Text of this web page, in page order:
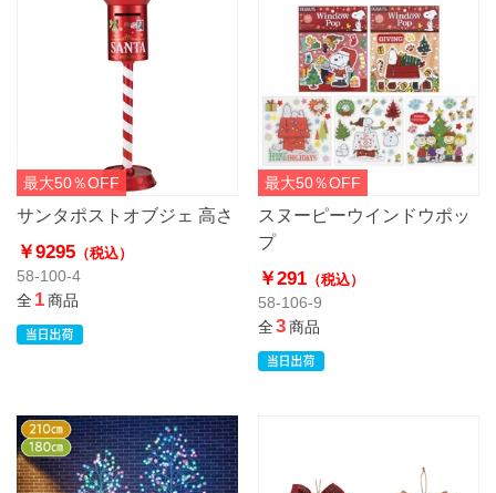
最大50％OFF
サンタポストオブジェ 高さ
￥9295 （税込）
58-100-4
全1商品
最大50％OFF
スヌーピーウインドウポッ
プ
￥291（税込）
58-106-9
全3商品